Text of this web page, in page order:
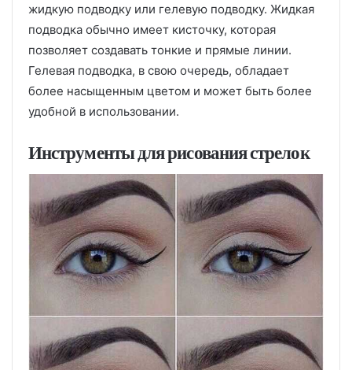
жидкую подводку или гелевую подводку. Жидкая
подводка обычно имеет кисточку, которая
позволяет создавать тонкие и прямые линии.
Гелевая подводка, в свою очередь, обладает
более насыщенным цветом и может быть более
удобной в использовании.
Инструменты для рисования стрелок